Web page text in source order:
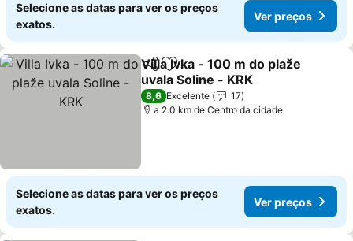
Selecione as datas para ver os preços
exatos.
Ver preços
PartilharAdicionar aos favoritos
Villa Ivka - 100 m do plaže
uvala Soline - KRK
8,6 Excelente
17
a 2.0 km de Centro da cidade
Selecione as datas para ver os preços
exatos.
Ver preços